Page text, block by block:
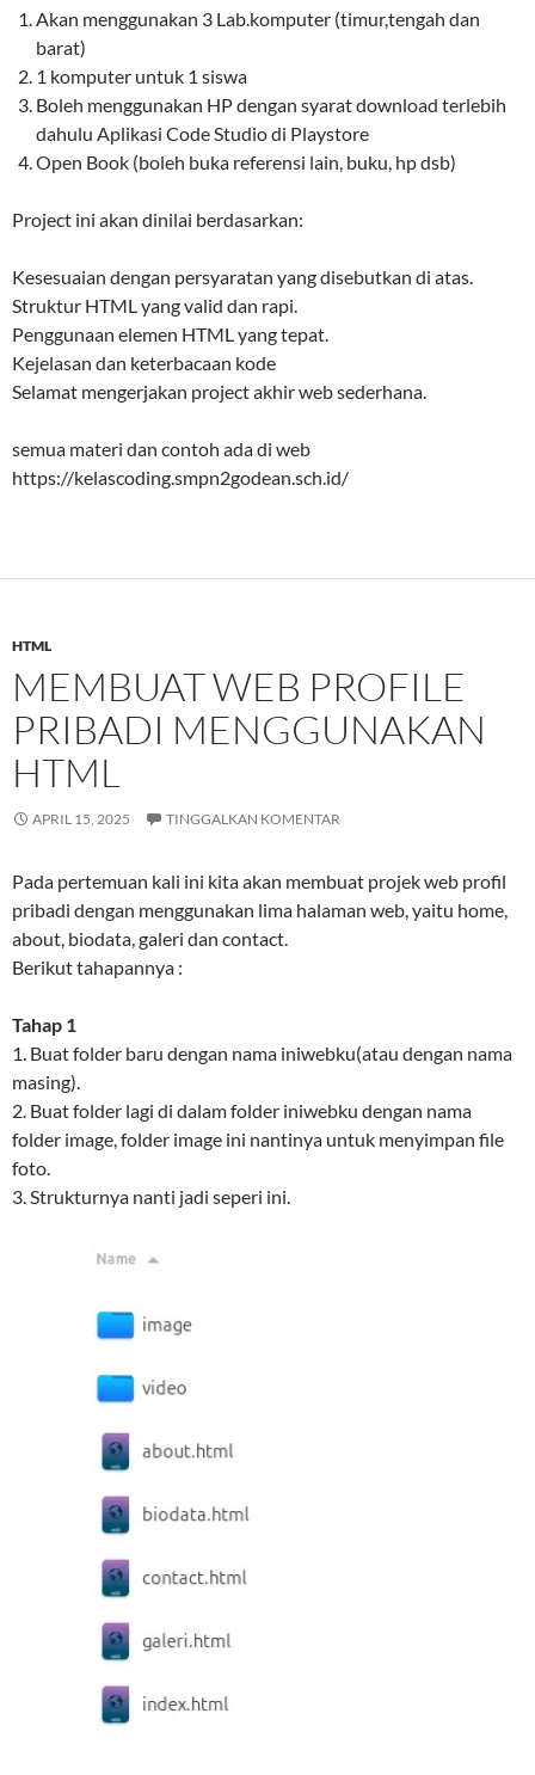
Akan menggunakan 3 Lab.komputer (timur,tengah dan
barat)
1 komputer untuk 1 siswa
Boleh menggunakan HP dengan syarat download terlebih
dahulu Aplikasi Code Studio di Playstore
Open Book (boleh buka referensi lain, buku, hp dsb)
Project ini akan dinilai berdasarkan:
Kesesuaian dengan persyaratan yang disebutkan di atas.
Struktur HTML yang valid dan rapi.
Penggunaan elemen HTML yang tepat.
Kejelasan dan keterbacaan kode
Selamat mengerjakan project akhir web sederhana.
semua materi dan contoh ada di web
https://kelascoding.smpn2godean.sch.id/
HTML
MEMBUAT WEB PROFILE
PRIBADI MENGGUNAKAN
HTML
APRIL 15, 2025 TINGGALKAN KOMENTAR
Pada pertemuan kali ini kita akan membuat projek web profil
pribadi dengan menggunakan lima halaman web, yaitu home,
about, biodata, galeri dan contact.
Berikut tahapannya :
Tahap 1
1. Buat folder baru dengan nama iniwebku(atau dengan nama
masing).
2. Buat folder lagi di dalam folder iniwebku dengan nama
folder image, folder image ini nantinya untuk menyimpan file
foto.
3. Strukturnya nanti jadi seperi ini.